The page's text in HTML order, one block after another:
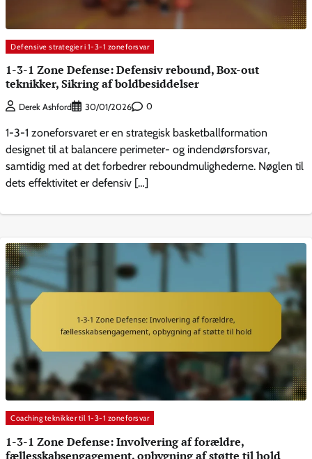
Defensive strategier i 1-3-1 zoneforsvar
1-3-1 Zone Defense: Defensiv rebound, Box-out
teknikker, Sikring af boldbesiddelser
Derek Ashford 30/01/2026 0
1-3-1 zoneforsvaret er en strategisk basketballformation
designet til at balancere perimeter- og indendørsforsvar,
samtidig med at det forbedrer reboundmulighederne. Nøglen til
dets effektivitet er defensiv […]
Coaching teknikker til 1-3-1 zoneforsvar
1-3-1 Zone Defense: Involvering af forældre,
fællesskabsengagement, opbygning af støtte til hold